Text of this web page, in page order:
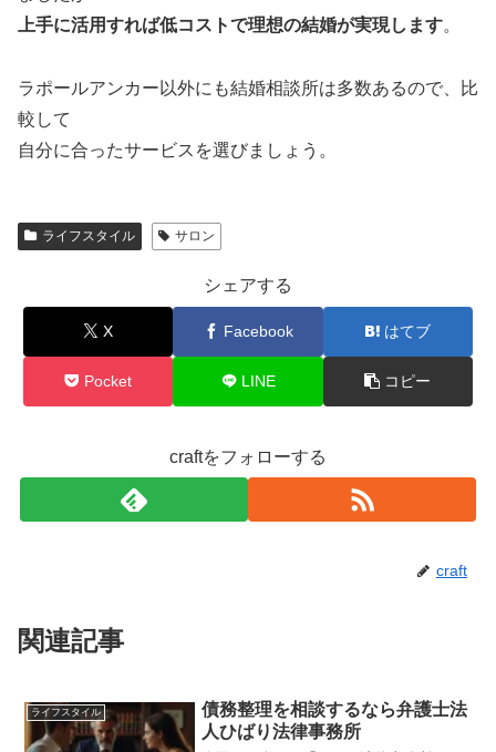
上手に活用すれば低コストで理想の結婚が実現します。
ラポールアンカー以外にも結婚相談所は多数あるので、比
較して
自分に合ったサービスを選びましょう。
ライフスタイル サロン
シェアする
X Facebook はてブ
Pocket LINE コピー
craftをフォローする
craft
関連記事
ライフスタイル
債務整理を相談するなら弁護士法
人ひばり法律事務所